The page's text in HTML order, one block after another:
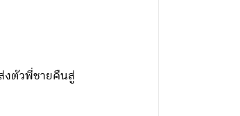
งตัวพี่ชายคืนสู่